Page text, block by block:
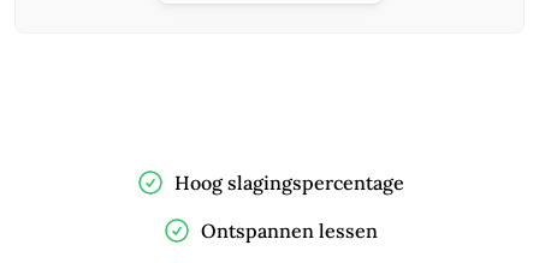
Hoog slagingspercentage
Ontspannen lessen